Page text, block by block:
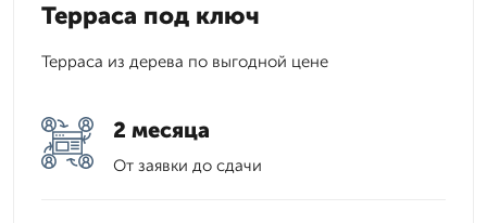
Терраса под ключ
Терраса из дерева по выгодной цене
2 месяца
От заявки до сдачи